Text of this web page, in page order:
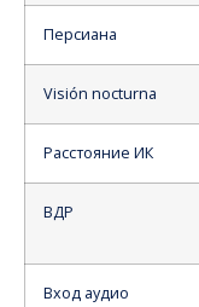
Персиана
Visión nocturna
Расстояние ИК
ВДР
Вход аудио